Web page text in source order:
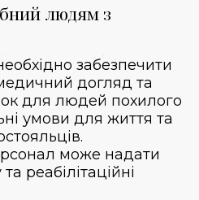
людям з
забезпечити
догляд та
для людей похилого
умови для життя та
може надати
реабілітаційні